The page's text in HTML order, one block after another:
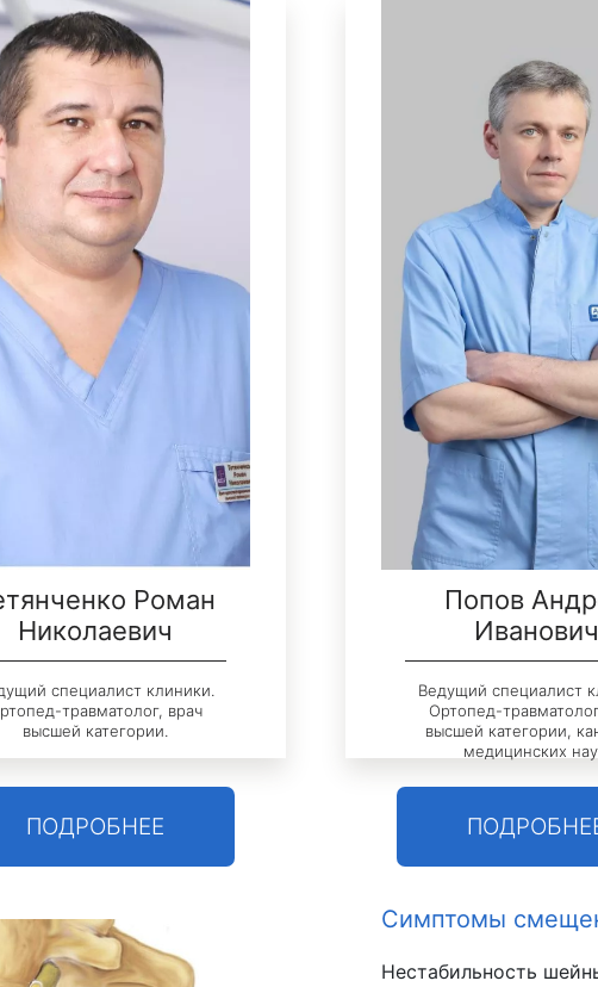
Роман
Николаевич
специалист клиники.
травматолог, врач
высшей категории.
ПОДРОБНЕЕ
Попов
Иванович
Ведущий специалист
Ортопед-
высшей категории,
медицинских
Симптомы
Нестабильность